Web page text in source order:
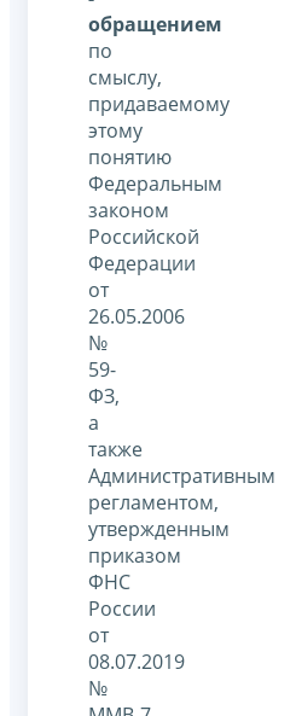
обращением
по
смыслу,
придаваемому
этому
понятию
Федеральным
законом
Российской
Федерации
от
26.05.2006
№
59-
ФЗ,
а
также
Административным
регламентом,
утвержденным
приказом
ФНС
России
от
08.07.2019
№